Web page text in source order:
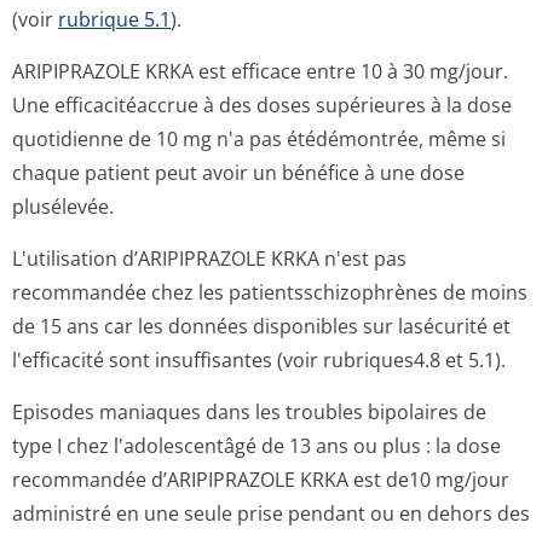
(voir rubrique 5.1).
ARIPIPRAZOLE KRKA est efficace entre 10 à 30 mg/jour.
Une efficacitéaccrue à des doses supérieures à la dose
quotidienne de 10 mg n'a pas étédémontrée, même si
chaque patient peut avoir un bénéfice à une dose
plusélevée.
L'utilisation d’ARIPIPRAZOLE KRKA n'est pas
recommandée chez les patientsschizop­hrènes de moins
de 15 ans car les données disponibles sur lasécurité et
l'efficacité sont insuffisantes (voir rubriques4.8 et 5­.1).
Episodes maniaques dans les troubles bipolaires de
type I chez l'adolescentâgé de 13 ans ou plus : la dose
recommandée d’ARIPIPRAZOLE KRKA est de10 mg/jour
administré en une seule prise pendant ou en dehors des